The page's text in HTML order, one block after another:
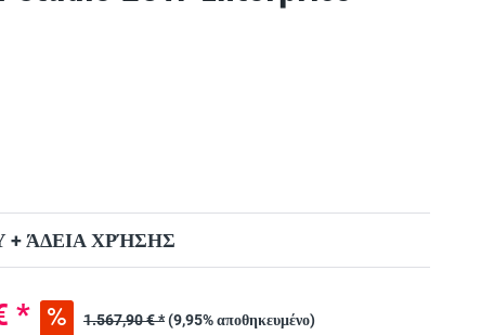
ΆΔΕΙΑ ΧΡΉΣΗΣ
* 1.567,90 € *(9,95% αποθηκευμένο)